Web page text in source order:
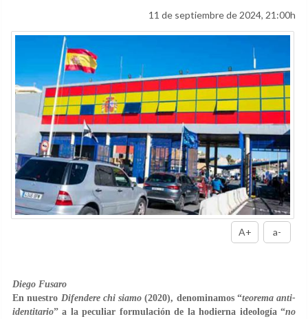
11 de septiembre de 2024, 21:00h
A+ a-
Diego Fusaro
En nuestro Difendere chi siamo(2020), denominamos “teorema anti-
identitario” a la peculiar formulación de la hodierna ideología “no